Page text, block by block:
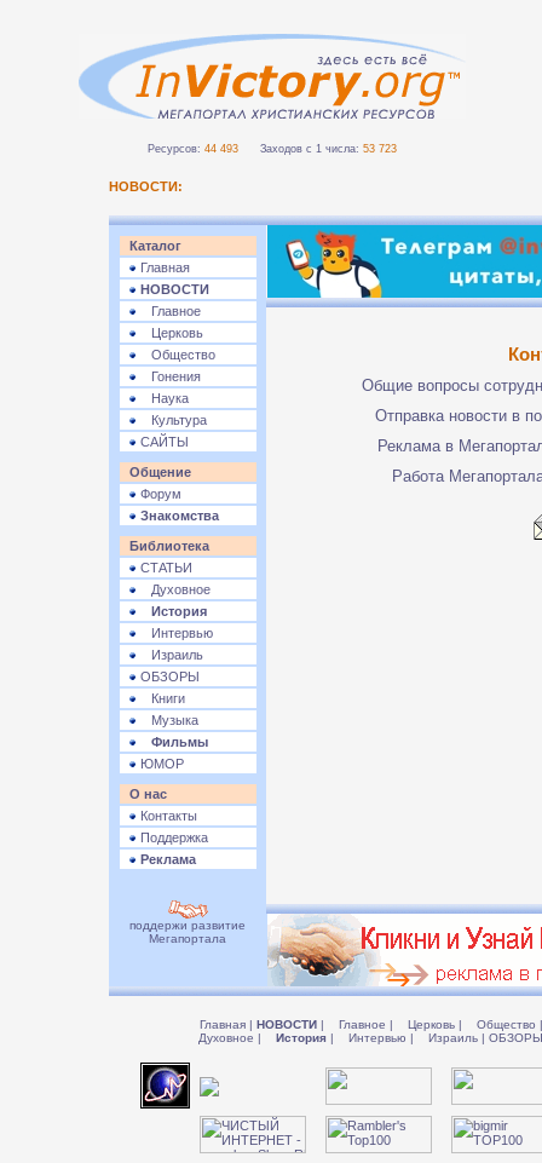
Ресурсов: 44 493 Заходов с 1 числа: 53 723
НОВОСТИ:
Каталог
Главная
НОВОСТИ
Главное
Церковь
Общество
Гонения
Наука
Культура
САЙТЫ
Общение
Форум
Знакомства
Библиотека
СТАТЬИ
Духовное
История
Интервью
Израиль
ОБЗОРЫ
Книги
Музыка
Фильмы
ЮМОР
О нас
Контакты
Поддержка
Реклама
Общие вопросы
Отправка новости в
Реклама в
Работа
поддержи развитие
Мегапортала
Главная | НОВОСТИ | Главное | Церковь | Общество |
Духовное | История | Интервью | Израиль |